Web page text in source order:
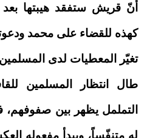
أنّ قريش ستفقد هيبتها
كهذه للقضاء على محمد ودعوته
تغيّر المعطيات لدى
طال انتظار المسلمين
التململ يظهر بين
له متنفّساً، ويبدأ مفعوله